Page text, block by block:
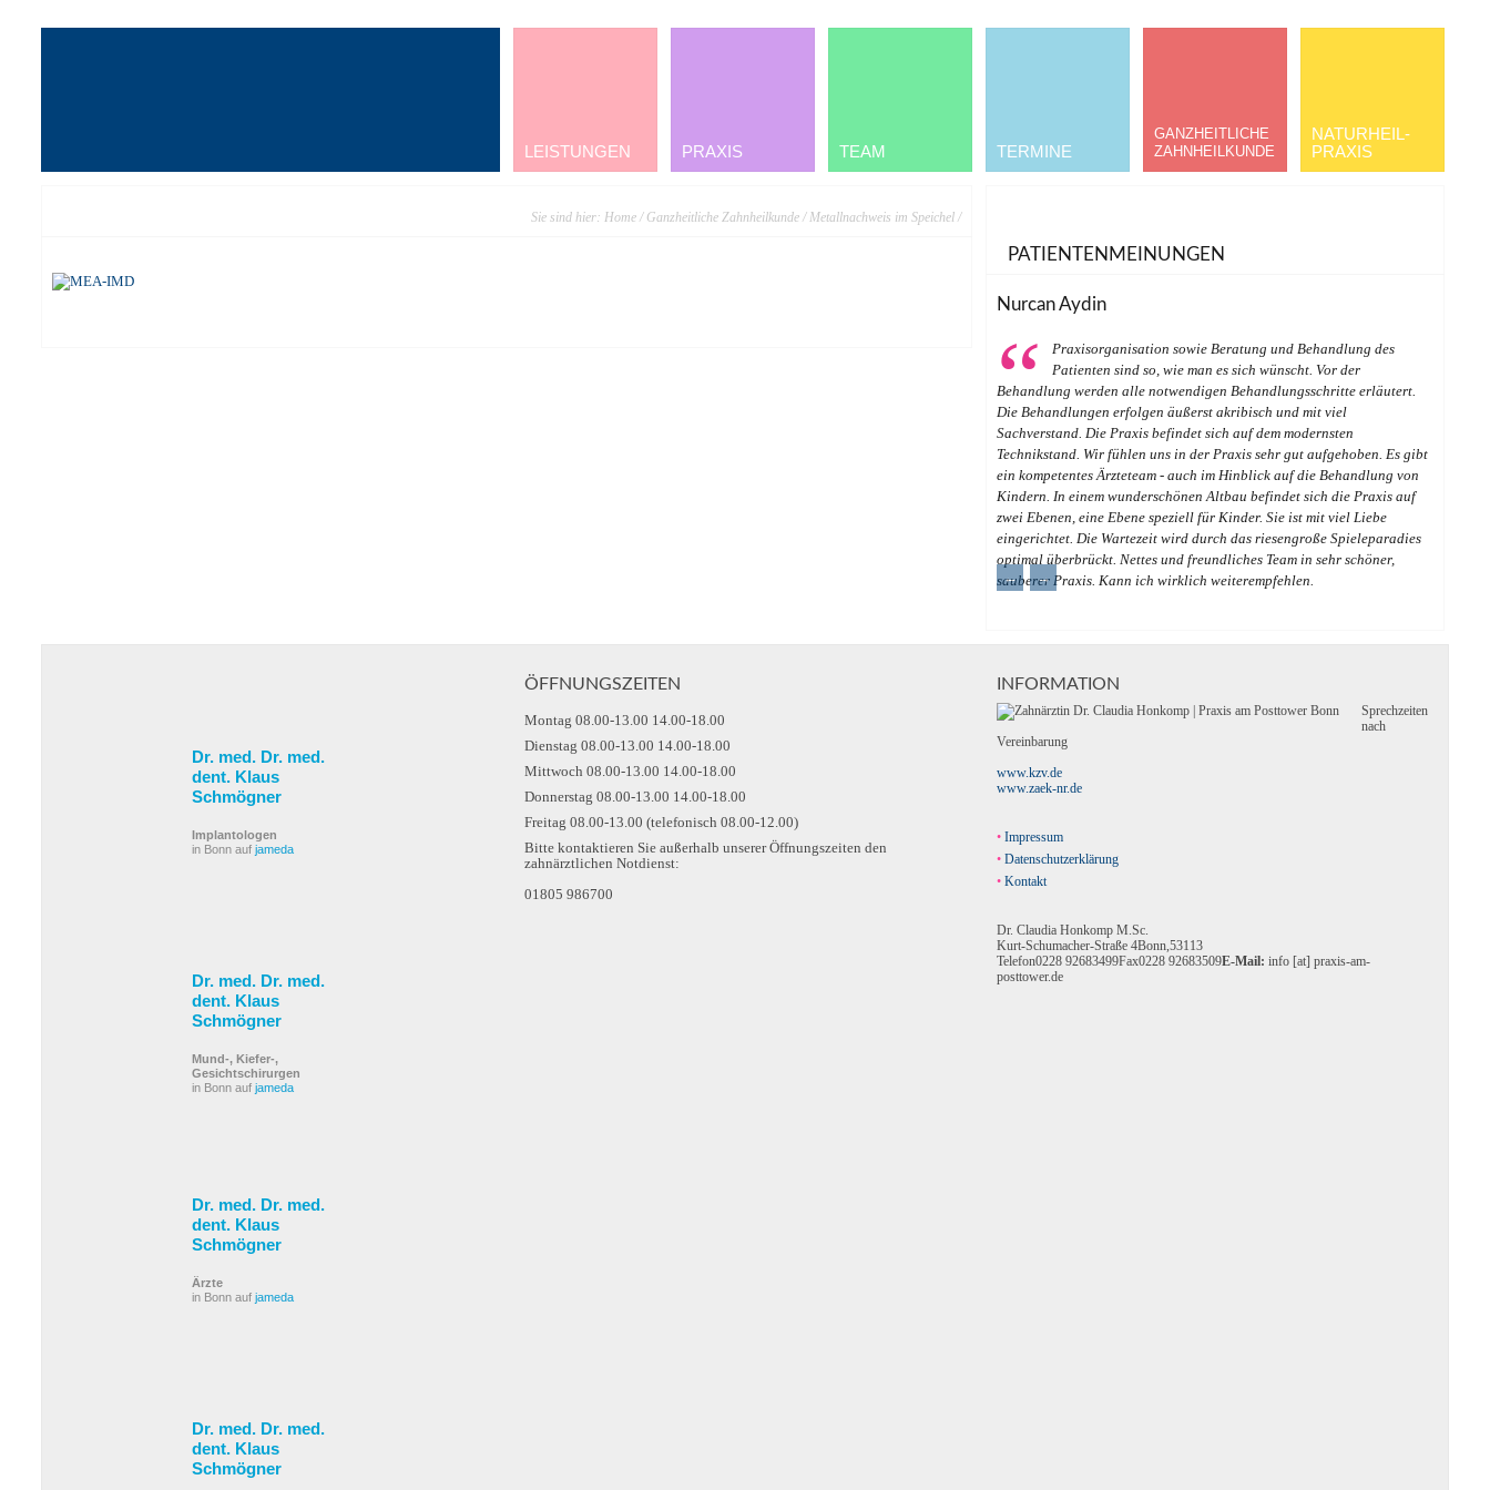
LEISTUNGEN PRAXIS TEAM TERMINE
GANZHEITLICHE
ZAHNHEILKUNDE
NATURHEIL­
PRAXIS
Sie sind hier: Home / Ganzheitliche Zahnheilkunde /Metallnachweis im Speichel /
PATIENTENMEINUNGEN
Nurcan Aydin
Praxisorganisation sowie Beratung und Behandlung des
Patienten sind so, wie man es sich wünscht. Vor der
Behandlung werden alle notwendigen Behandlungsschritte erläutert.
Die Behandlungen erfolgen äußerst akribisch und mit viel
Sachverstand. Die Praxis befindet sich auf dem modernsten
Technikstand. Wir fühlen uns in der Praxis sehr gut aufgehoben. Es gibt
ein kompetentes Ärzteteam - auch im Hinblick auf die Behandlung von
Kindern. In einem wunderschönen Altbau befindet sich die Praxis auf
zwei Ebenen, eine Ebene speziell für Kinder. Sie ist mit viel Liebe
eingerichtet. Die Wartezeit wird durch das riesengroße Spieleparadies
optimal überbrückt. Nettes und freundliches Team in sehr schöner,
sauberer Praxis. Kann ich wirklich weiterempfehlen.
← →
Dr. med. Dr. med.
dent. Klaus
Schmögner
Implantologen
in Bonn auf jameda
Dr. med. Dr. med.
dent. Klaus
Schmögner
Mund-, Kiefer-,
Gesichtschirurgen
in Bonn auf jameda
Dr. med. Dr. med.
dent. Klaus
Schmögner
Ärzte
in Bonn auf jameda
Dr. med. Dr. med.
dent. Klaus
Schmögner
ÖFFNUNGSZEITEN
Montag 08.00-13.00 14.00-18.00
Dienstag 08.00-13.00 14.00-18.00
Mittwoch 08.00-13.00 14.00-18.00
Donnerstag 08.00-13.00 14.00-18.00
Freitag 08.00-13.00 (telefonisch 08.00-12.00)
Bitte kontaktieren Sie außerhalb unserer Öffnungszeiten den
zahnärztlichen Notdienst:
01805 986700
INFORMATION
Sprechzeiten
nach
Vereinbarung
www.kzv.de
www.zaek-nr.de
Impressum
Datenschutzerklärung
Kontakt
Dr. Claudia Honkomp M.Sc.
Kurt-Schumacher-Straße 4Bonn,53113
Telefon0228 92683499Fax0228 92683509E-Mail: info [at] praxis-am-
posttower.de